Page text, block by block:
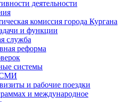
деятельности
комиссия города Кургана
и функции
служба
реформа
системы
СМИ
и рабочие поездки
и международное